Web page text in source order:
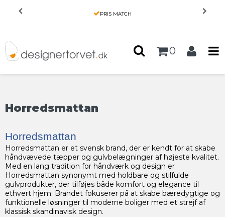
30 DAGES RETURRRET
0
Forside
Horredsmattan
Horredsmattan
Horredsmattan er et svensk brand, der er kendt for at skabe
håndvævede tæpper og gulvbelægninger af højeste kvalitet.
Med en lang tradition for håndværk og design er
Horredsmattan synonymt med holdbare og stilfulde
gulvprodukter, der tilføjes både komfort og elegance til
ethvert hjem. Brandet fokuserer på at skabe bæredygtige og
funktionelle løsninger til moderne boliger med et strejf af
klassisk skandinavisk design.